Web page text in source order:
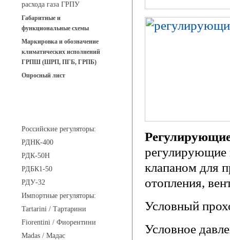
расхода газа ГРПУ
Габаритные и
функциональные схемы
Маркировка и обозначение
климатических исполнений
ГРПШ (ШРП, ПГБ, ГРПБ)
Опросный лист
Российские регуляторы:
РДНК-400
РДК-50Н
РДБК1-50
РДУ-32
Импортные регуляторы:
Tartarini / Тартарини
Fiorentini / Фиорентини
Madas / Мадас
регулирующие
клапаном для
отопления,
Условный
Условное